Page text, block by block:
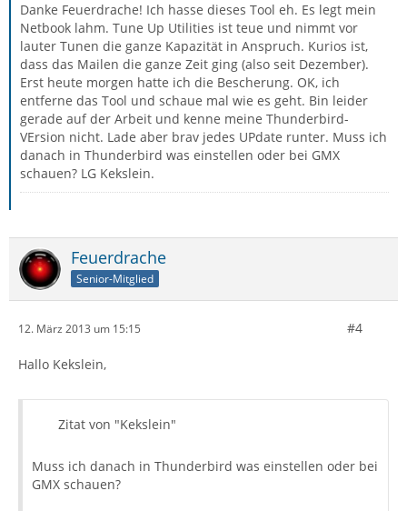
Danke Feuerdrache! Ich hasse dieses Tool eh. Es legt mein
Netbook lahm. Tune Up Utilities ist teue und nimmt vor
lauter Tunen die ganze Kapazität in Anspruch. Kurios ist,
dass das Mailen die ganze Zeit ging (also seit Dezember).
Erst heute morgen hatte ich die Bescherung. OK, ich
entferne das Tool und schaue mal wie es geht. Bin leider
gerade auf der Arbeit und kenne meine Thunderbird-
VErsion nicht. Lade aber brav jedes UPdate runter. Muss ich
danach in Thunderbird was einstellen oder bei GMX
schauen? LG Kekslein.
Feuerdrache
Senior-Mitglied
12. März 2013 um 15:15 #4
Hallo Kekslein,
Zitat von "Kekslein"
Muss ich danach in Thunderbird was einstellen oder bei
GMX schauen?